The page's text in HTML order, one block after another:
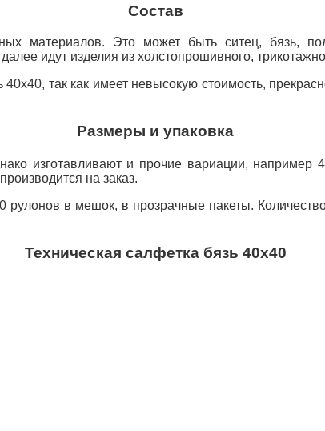
Состав
материалов. Это может быть ситец, бязь,
идут изделия из холстопрошивного,
так как имеет невысокую стоимость,
Размеры и упаковка
изготавливают и прочие вариации, например
на заказ.
рулонов в мешок, в прозрачные пакеты.
Техническая салфетка бязь 40х40